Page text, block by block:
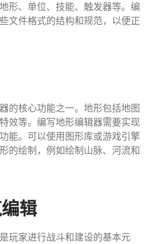
形、单位、技能、触发器等。编
文件格式的结构和规范，以便正
的核心功能之一。地形包括地图
效等。编写地形编辑器需要实现
能。可以使用图形库或游戏引擎
的绘制，例如绘制山脉、河流和
辑
玩家进行战斗和建设的基本元